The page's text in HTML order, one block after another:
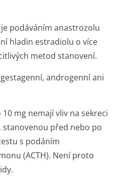
podáváním anastrozolu
hladin estradiolu o více
metod stanovení.
androgenní ani
mg nemají vliv na sekreci
před nebo po
s podáním
(ACTH). Není proto